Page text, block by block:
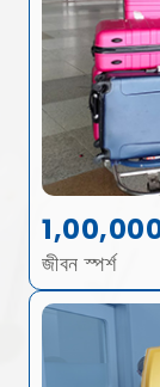
জীবন স্পর্শ